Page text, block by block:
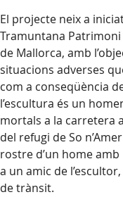
El projecte neix a
Tramuntana
de Mallorca, amb
situacions adverses
com a conseqüència
l’escultura és un
mortals a la carretera
del refugi de So
rostre d’un home
a un amic de
de trànsit.